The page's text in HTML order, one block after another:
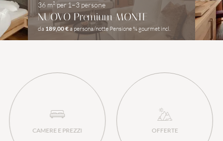
36 m² per 1–3 persone
NUOVO Premium MONTE
da 189,00 €a persona/notte Pensione ¾ gourmet incl.
CAMERE E PREZZI OFFERTE